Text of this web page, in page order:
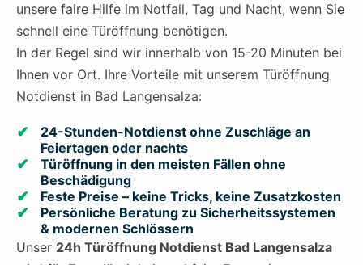
unsere faire Hilfe im Notfall, Tag und Nacht, wenn Sie
schnell eine Türöffnung benötigen.
In der Regel sind wir innerhalb von 15-20 Minuten bei
Ihnen vor Ort. Ihre Vorteile mit unserem Türöffnung
Notdienst in Bad Langensalza:
24-Stunden-Notdienst ohne Zuschläge an
Feiertagen oder nachts
Türöffnung in den meisten Fällen ohne
Beschädigung
Feste Preise – keine Tricks, keine Zusatzkosten
Persönliche Beratung zu Sicherheitssystemen
& modernen Schlössern
Unser 24h Türöffnung Notdienst Bad Langensalza